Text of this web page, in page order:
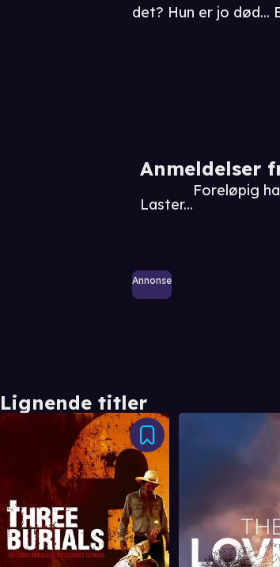
Anmeldelser
Laster...
Foreløpig
Annonse
det? Hun er jo død...
Lignende titler